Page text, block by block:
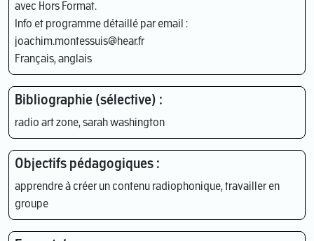
avec Hors Format.
Info et programme détaillé par email :
joachim.montessuis@hear.fr
Français, anglais
Bibliographie (sélective) :
radio art zone, sarah washington
Objectifs pédagogiques :
apprendre à créer un contenu radiophonique, travailler en
groupe